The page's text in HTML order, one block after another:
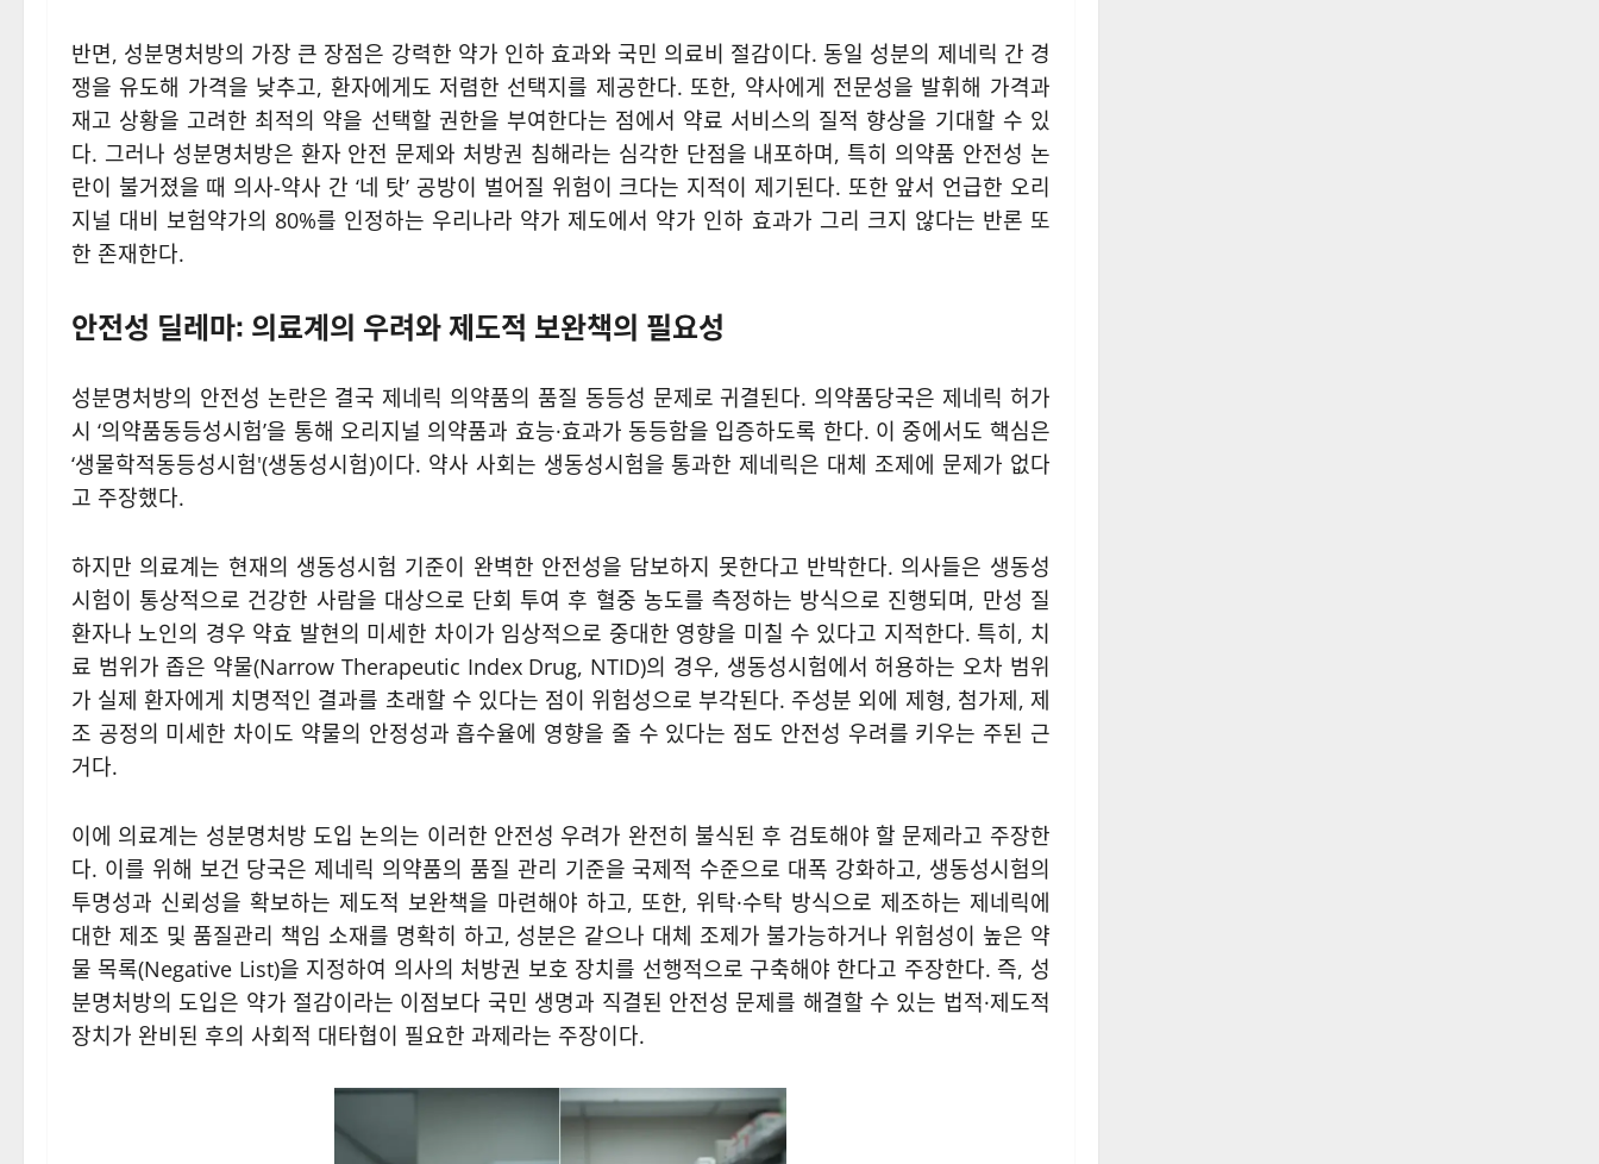
반면, 성분명처방의 가장 큰 장점은 강력한 약가 인하 효과와 국민 의료비 절감이다. 동일 성분의 제네릭 간 경
쟁을 유도해 가격을 낮추고, 환자에게도 저렴한 선택지를 제공한다. 또한, 약사에게 전문성을 발휘해 가격과
재고 상황을 고려한 최적의 약을 선택할 권한을 부여한다는 점에서 약료 서비스의 질적 향상을 기대할 수 있
다. 그러나 성분명처방은 환자 안전 문제와 처방권 침해라는 심각한 단점을 내포하며, 특히 의약품 안전성 논
란이 불거졌을 때 의사-약사 간 ‘네 탓’ 공방이 벌어질 위험이 크다는 지적이 제기된다. 또한 앞서 언급한 오리
지널 대비 보험약가의 80%를 인정하는 우리나라 약가 제도에서 약가 인하 효과가 그리 크지 않다는 반론 또
한 존재한다.
안전성 딜레마: 의료계의 우려와 제도적 보완책의 필요성
성분명처방의 안전성 논란은 결국 제네릭 의약품의 품질 동등성 문제로 귀결된다. 의약품당국은 제네릭 허가
시 ‘의약품동등성시험’을 통해 오리지널 의약품과 효능·효과가 동등함을 입증하도록 한다. 이 중에서도 핵심은
‘생물학적동등성시험'(생동성시험)이다. 약사 사회는 생동성시험을 통과한 제네릭은 대체 조제에 문제가 없다
고 주장했다.
하지만 의료계는 현재의 생동성시험 기준이 완벽한 안전성을 담보하지 못한다고 반박한다. 의사들은 생동성
시험이 통상적으로 건강한 사람을 대상으로 단회 투여 후 혈중 농도를 측정하는 방식으로 진행되며, 만성 질
환자나 노인의 경우 약효 발현의 미세한 차이가 임상적으로 중대한 영향을 미칠 수 있다고 지적한다. 특히, 치
료 범위가 좁은 약물(Narrow Therapeutic Index Drug, NTID)의 경우, 생동성시험에서 허용하는 오차 범위
가 실제 환자에게 치명적인 결과를 초래할 수 있다는 점이 위험성으로 부각된다. 주성분 외에 제형, 첨가제, 제
조 공정의 미세한 차이도 약물의 안정성과 흡수율에 영향을 줄 수 있다는 점도 안전성 우려를 키우는 주된 근
거다.
이에 의료계는 성분명처방 도입 논의는 이러한 안전성 우려가 완전히 불식된 후 검토해야 할 문제라고 주장한
다. 이를 위해 보건 당국은 제네릭 의약품의 품질 관리 기준을 국제적 수준으로 대폭 강화하고, 생동성시험의
투명성과 신뢰성을 확보하는 제도적 보완책을 마련해야 하고, 또한, 위탁·수탁 방식으로 제조하는 제네릭에
대한 제조 및 품질관리 책임 소재를 명확히 하고, 성분은 같으나 대체 조제가 불가능하거나 위험성이 높은 약
물 목록(Negative List)을 지정하여 의사의 처방권 보호 장치를 선행적으로 구축해야 한다고 주장한다. 즉, 성
분명처방의 도입은 약가 절감이라는 이점보다 국민 생명과 직결된 안전성 문제를 해결할 수 있는 법적·제도적
장치가 완비된 후의 사회적 대타협이 필요한 과제라는 주장이다.